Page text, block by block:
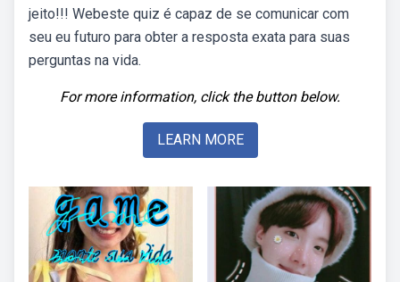
jeito!!! Webeste quiz é capaz de se comunicar com
seu eu futuro para obter a resposta exata para suas
perguntas na vida.
For more information, click the button below.
LEARN MORE